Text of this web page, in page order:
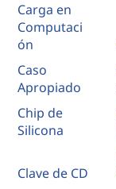
Carga en
Computaci
ón
Caso
Apropiado
Chip de
Silicona
Clave de CD